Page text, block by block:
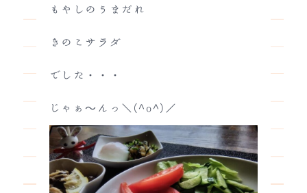
もやしのうまだれ
きのこサラダ
でした・・・
じゃぁ～んっ＼(^o^)／